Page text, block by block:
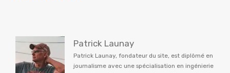
Patrick Launay
Patrick Launay, fondateur du site, est diplômé en
journalisme avec une spécialisation en ingénierie